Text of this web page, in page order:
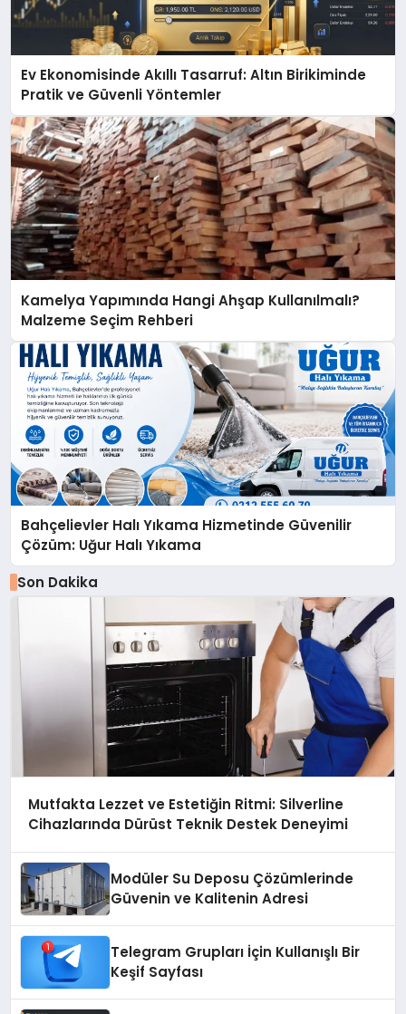
Ev Ekonomisinde Akıllı Tasarruf: Altın Birikiminde
Pratik ve Güvenli Yöntemler
Kamelya Yapımında Hangi Ahşap Kullanılmalı?
Malzeme Seçim Rehberi
Bahçelievler Halı Yıkama Hizmetinde Güvenilir
Çözüm: Uğur Halı Yıkama
Son Dakika
Mutfakta Lezzet ve Estetiğin Ritmi: Silverline
Cihazlarında Dürüst Teknik Destek Deneyimi
Modüler Su Deposu Çözümlerinde
Güvenin ve Kalitenin Adresi
Telegram Grupları İçin Kullanışlı Bir
Keşif Sayfası